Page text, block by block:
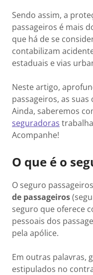
Sendo assim, a
passageiros é mais
que há de se
contabilizam
estaduais e vias
Neste artigo,
passageiros, as
Ainda, saberemos
seguradoras
Acompanhe!
O que é o
O seguro
de passageiros
seguro que oferece
pessoais dos
pela apólice.
Em outras palavras,
estipulados no